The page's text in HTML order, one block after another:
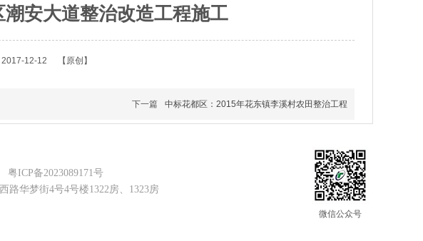
安大道整治改造工程施工
2017-12-12 【原创】
下一篇 中标花都区：2015年花东镇李溪村农田整治工程
粤ICP备2023089171号
华梦街4号4号楼1322房、1323房
微信公众号